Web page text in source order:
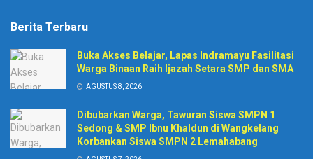
Berita Terbaru
Buka Akses Belajar, Lapas Indramayu Fasilitasi
Warga Binaan Raih Ijazah Setara SMP dan SMA
AGUSTUS 8, 2026
Dibubarkan Warga, Tawuran Siswa SMPN 1
Sedong & SMP Ibnu Khaldun di Wangkelang
Korbankan Siswa SMPN 2 Lemahabang